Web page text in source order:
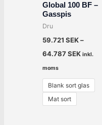
Global 100 BF –
Gasspis
Dru
59.721 SEK–
64.787SEK inkl.
moms
Blank sort glas
Mat sort